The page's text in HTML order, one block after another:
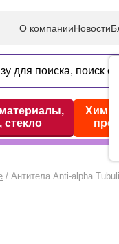
О компанииНовости
стекло
/ Антитела Anti-alpha